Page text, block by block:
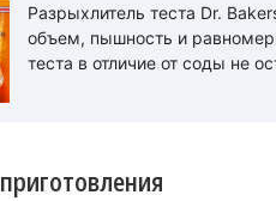
Разрыхлитель теста Dr.
объем, пышность и
теста в отличие от соды не